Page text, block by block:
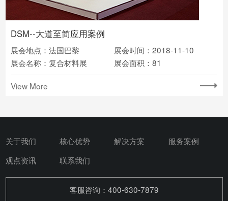
DSM--大道至简应用案例
展会地点：法国巴黎
展会时间：2018-11-10
展会名称：复合材料展
展会面积：81
View More
关于我们 核心优势 解决方案
服务案例
观点资讯
联系我们
客服咨询：400-630-7879